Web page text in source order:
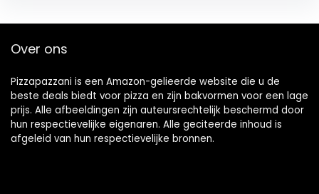
Over ons
Pizzapazzani is een Amazon-gelieerde website die u de
beste deals biedt voor pizza en zijn bakvormen voor een lage
prijs. Alle afbeeldingen zijn auteursrechtelijk beschermd door
hun respectievelijke eigenaren. Alle geciteerde inhoud is
afgeleid van hun respectievelijke bronnen.